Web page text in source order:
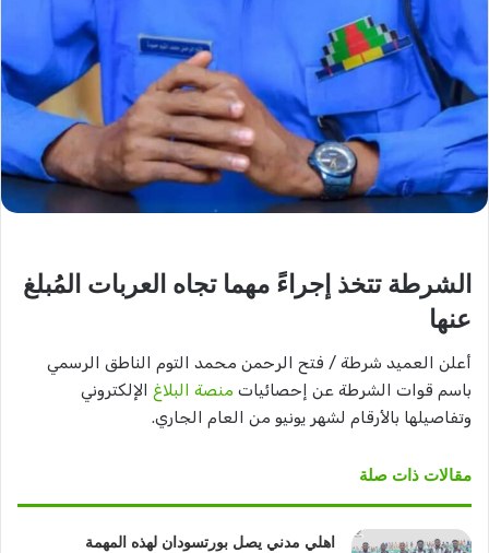
الشرطة تتخذ إجراءً مهما تجاه العربات المُبلغ
عنها
أعلن العميد شرطة / فتح الرحمن محمد التوم الناطق الرسمي
باسم قوات الشرطة عن إحصائيات منصة البلاغ الإلكتروني
وتفاصيلها بالأرقام لشهر يونيو من العام الجاري.
مقالات ذات صلة
اهلي مدني يصل بورتسودان لهذه المهمة